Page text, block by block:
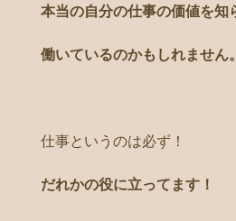
本当の自分の仕事の価値を知
働いているのかもしれません。
仕事というのは必ず！
だれかの役に立ってます！